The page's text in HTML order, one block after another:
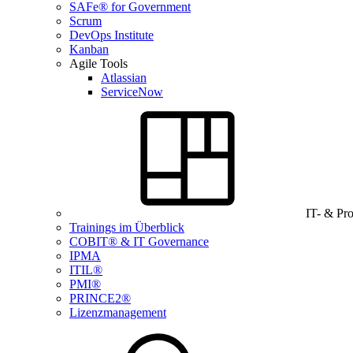
SAFe® for Government
Scrum
DevOps Institute
Kanban
Agile Tools
Atlassian
ServiceNow
IT- &
Trainings im Überblick
COBIT® & IT Governance
IPMA
ITIL®
PMI®
PRINCE2®
Lizenzmanagement